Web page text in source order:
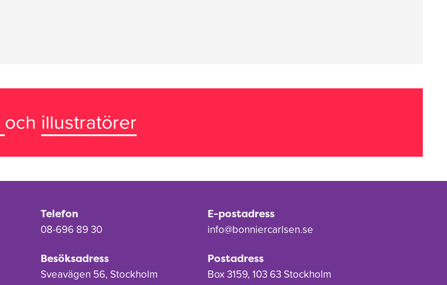
och illustratörer
Telefon
08-696 89 30
E-postadress
info@bonniercarlsen.se
Besöksadress
Sveavägen 56, Stockholm
Postadress
Box 3159, 103 63 Stockholm